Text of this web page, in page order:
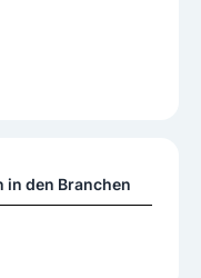
in den Branchen